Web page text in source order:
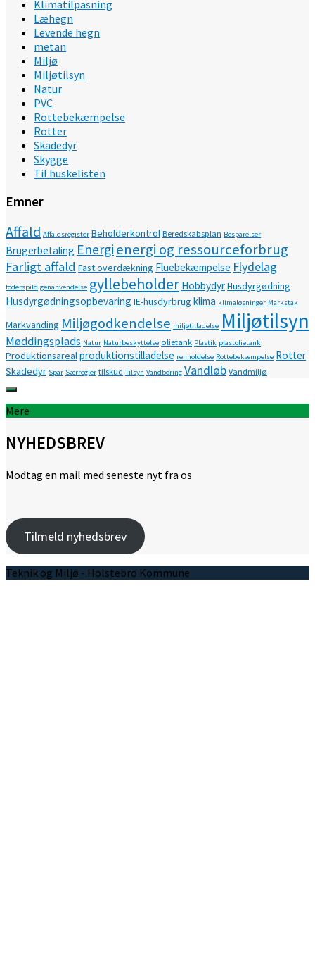
Klimatilpasning
Læhegn
Levende hegn
metan
Miljø
Miljøtilsyn
Natur
PVC
Rottebekæmpelse
Rotter
Skadedyr
Skygge
Til huskelisten
Emner
Affald Affaldsregister Beholderkontrol Beredskabsplan Besparelser
Brugerbetaling Energi energi og ressourceforbrug
Farligt affald Fast overdækning Fluebekæmpelse Flydelag
foderspild genanvendelse gyllebeholder HobbydyrHusdyrgødning
Husdyrgødningsopbevaring IE-husdyrbrug klima klimaløsninger Markstak
Markvanding Miljøgodkendelse miljøtilladelse Miljøtilsyn
Møddingsplads Natur Naturbeskyttelse olietank Plastik plastolietank
Produktionsarealproduktionstilladelse renholdelse Rottebekæmpelse Rotter
Skadedyr Spar Særregler tilskud Tilsyn Vandboring Vandløb Vandmiljø
Mere
NYHEDSBREV
Modtag en mail med seneste nyt fra os
Tilmeld nyhedsbrev
Teknik og Miljø - Holstebro Kommune